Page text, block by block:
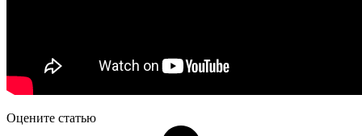
Оцените статью